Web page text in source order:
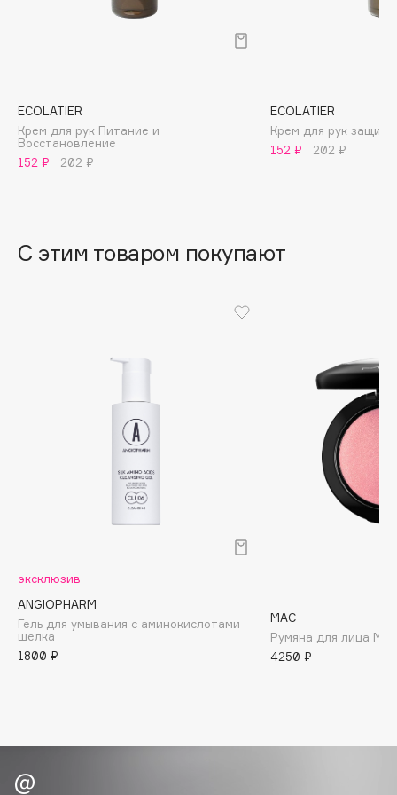
Banderas
Basicare
Beautyblades
НОВИНКА
Boadicea The Victorious
BOOMSHOP
BORK
Brunello Cucinelli
Bvlgari
ECOLATIER
Крем для рук Питание и
Восстановление
152 ₽
202 ₽
ECOLATIER
Крем для рук
152 ₽
202 ₽
С этим товаром покупают
эксклюзив
ANGIOPHARM
Гель для умывания с аминокислотами
шелка
1800 ₽
MAC
Румяна для лица
4250 ₽